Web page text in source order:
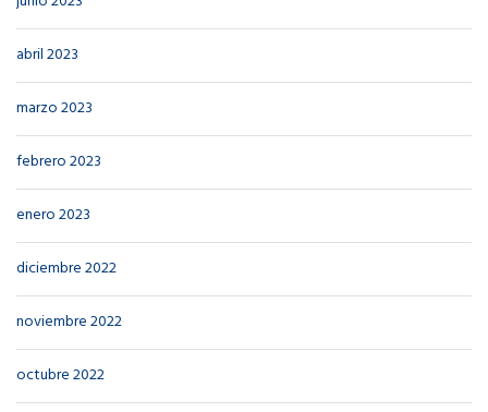
abril 2023
marzo 2023
febrero 2023
enero 2023
diciembre 2022
noviembre 2022
octubre 2022